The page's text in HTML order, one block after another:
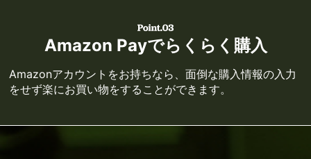
Amazon Payでらくらく購入
Amazonアカウントをお持ちなら、面倒な購入情報の入力
をせず楽にお買い物をすることができます。